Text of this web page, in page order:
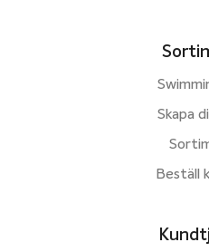
Skapa
Beställ